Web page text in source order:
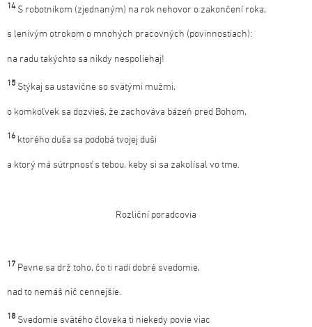
14 S robotníkom (zjednaným) na rok nehovor o zakončení roka,
s lenivým otrokom o mnohých pracovných (povinnostiach):
na radu takýchto sa nikdy nespoliehaj!
15 Stýkaj sa ustavične so svätými mužmi,
o komkoľvek sa dozvieš, že zachováva bázeň pred Bohom,
16 ktorého duša sa podobá tvojej duši
a ktorý má sútrpnosť s tebou, keby si sa zakolísal vo tme.
Rozliční poradcovia
17 Pevne sa drž toho, čo ti radí dobré svedomie,
nad to nemáš nič cennejšie.
18 Svedomie svätého človeka ti niekedy povie viac